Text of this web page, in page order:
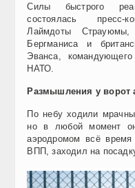
Силы быстрого
состоялась пресс-
Лаймдоты
Бергманиса и
Эванса,
НАТО.
Размышления у ворот
По небу ходили
но в любой момент
аэродромом всё время
ВПП, заходил на